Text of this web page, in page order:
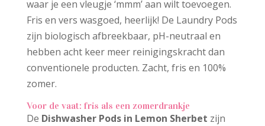
waar je een vleugje ‘mmm’ aan wilt toevoegen.
Fris en vers wasgoed, heerlijk! De Laundry Pods
zijn biologisch afbreekbaar, pH-neutraal en
hebben acht keer meer reinigingskracht dan
conventionele producten. Zacht, fris en 100%
zomer.
Voor de vaat: fris als een zomerdrankje
De Dishwasher Pods in Lemon Sherbet zijn